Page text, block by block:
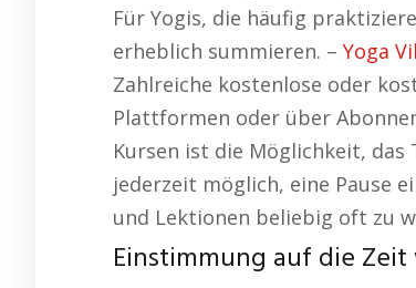
Für Yogis, die häufig
erheblich summieren. – Yoga
Zahlreiche kostenlose oder
Plattformen oder über
Kursen ist die Möglichkeit, das
jederzeit möglich, eine Pause
und Lektionen beliebig oft zu
Einstimmung auf die